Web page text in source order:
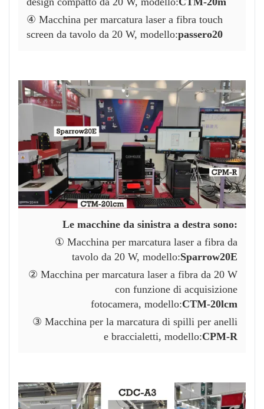
④ Macchina per marcatura laser a fibra touch
screen da tavolo da 20 W, modello:passero20
Le macchine da sinistra a destra sono:
① Macchina per marcatura laser a fibra da
tavolo da 20 W, modello:Sparrow20E
② Macchina per marcatura laser a fibra da 20 W
con funzione di acquisizione
fotocamera, modello:CTM-20lcm
③ Macchina per la marcatura di spilli per anelli
e braccialetti, modello:CPM-R